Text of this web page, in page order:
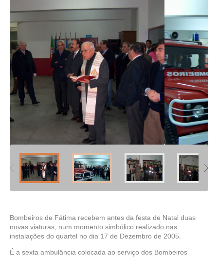
Bombeiros de Fátima recebem antes da festa de Natal duas
novas viaturas, num momento simbólico realizado nas
instalações do quartel no dia 17 de Dezembro de 2005.
É a sexta ambulância colocada ao serviço dos Bombeiros